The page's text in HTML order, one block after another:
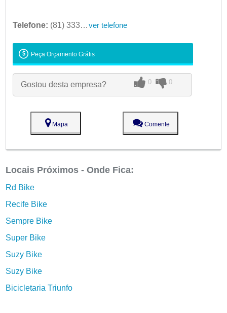
Telefone: (81) 3339-2521 ver telefone
Peça Orçamento Grátis
Gostou desta empresa? 0 0
Mapa Comente
Locais Próximos - Onde Fica:
Rd Bike
Recife Bike
Sempre Bike
Super Bike
Suzy Bike
Suzy Bike
Bicicletaria Triunfo